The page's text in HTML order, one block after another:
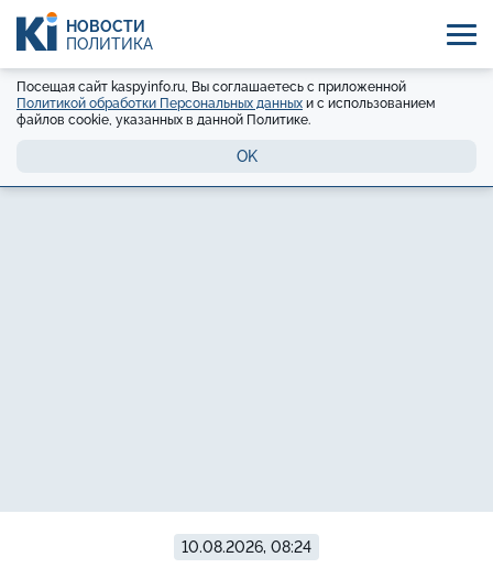
НОВОСТИ
ПОЛИТИКА
Посещая сайт kaspyinfo.ru, Вы соглашаетесь с приложенной
Политикой обработки Персональных данных и с использованием
файлов cookie, указанных в данной Политике.
OK
10.08.2026, 08:24